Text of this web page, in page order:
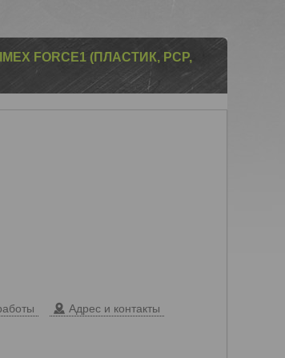
FORCE1 (ПЛАСТИК, PCP,
Адрес и контакты